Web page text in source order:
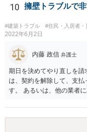
的には難しいように思わ
というのが何の許可を示
層建築物の建築確認を得る
同意を得るよう行政指導が
たのかもしれません。 近
ちに建築確認自体が取り
請を行ったことについて申
じます。 お話をお聞きす
圧的で、相談者様が恐怖
10 擁壁トラブルで
#建築トラブル #住民・入居者・
2022年6月2日
内藤 政信 弁護士
期日を決めてやり直しを請
は、契約を解除して、支
す。 あるいは、他の業者